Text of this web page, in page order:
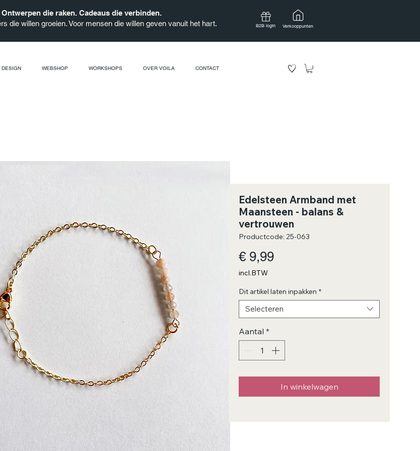
Ontwerpen die raken. Cadeaus die verbinden.
die willen groeien. Voor mensen die willen geven vanuit het hart.
Verkooppunten
B2B login
DESIGN WEBSHOP WORKSHOPS OVER VOILA CONTACT
Edelsteen Armband met
Maansteen - balans &
vertrouwen
Productcode: 25-063
€ 9,99Prijs
incl.BTW
Dit artikel laten inpakken *
Selecteren
Aantal *
In winkelwagen